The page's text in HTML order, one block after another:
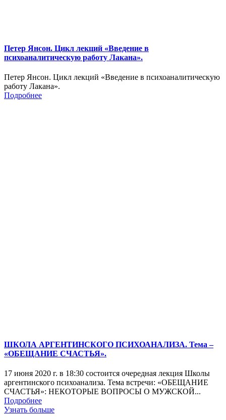
Петер Янсон. Цикл лекций «Введение в
психоаналитическую работу Лакана».
Петер Янсон. Цикл лекций «Введение в психоаналитическую
работу Лакана».
Подробнее
ШКОЛА АРГЕНТИНСКОГО ПСИХОАНАЛИЗА. Тема –
«ОБЕЩАНИЕ СЧАСТЬЯ».
17 июня 2020 г. в 18:30 состоится очередная лекция Школы
аргентинского психоанализа. Тема встречи: «ОБЕЩАНИЕ
СЧАСТЬЯ»: НЕКОТОРЫЕ ВОПРОСЫ О МУЖСКОЙ...
Подробнее
Узнать больше